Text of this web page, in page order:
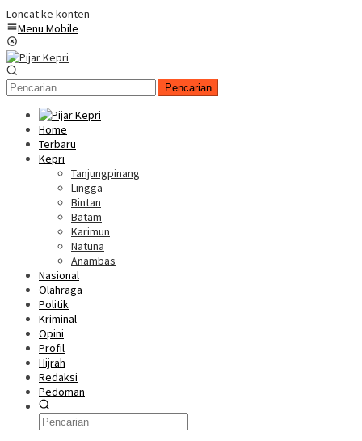
Loncat ke konten
Menu Mobile
Pencarian
Home
Terbaru
Kepri
Tanjungpinang
Lingga
Bintan
Batam
Karimun
Natuna
Anambas
Nasional
Olahraga
Politik
Kriminal
Opini
Profil
Hijrah
Redaksi
Pedoman